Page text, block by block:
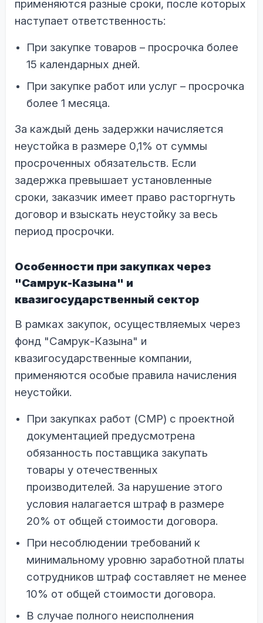
применяются разные сроки, после которых
наступает ответственность:
При закупке товаров – просрочка более
15 календарных дней.
При закупке работ или услуг – просрочка
более 1 месяца.
За каждый день задержки начисляется
неустойка в размере 0,1% от суммы
просроченных обязательств. Если
задержка превышает установленные
сроки, заказчик имеет право расторгнуть
договор и взыскать неустойку за весь
период просрочки.
Особенности при закупках через
"Самрук-Казына" и
квазигосударственный сектор
В рамках закупок, осуществляемых через
фонд "Самрук-Казына" и
квазигосударственные компании,
применяются особые правила начисления
неустойки.
При закупках работ (СМР) с проектной
документацией предусмотрена
обязанность поставщика закупать
товары у отечественных
производителей. За нарушение этого
условия налагается штраф в размере
20% от общей стоимости договора.
При несоблюдении требований к
минимальному уровню заработной платы
сотрудников штраф составляет не менее
10% от общей стоимости договора.
В случае полного неисполнения